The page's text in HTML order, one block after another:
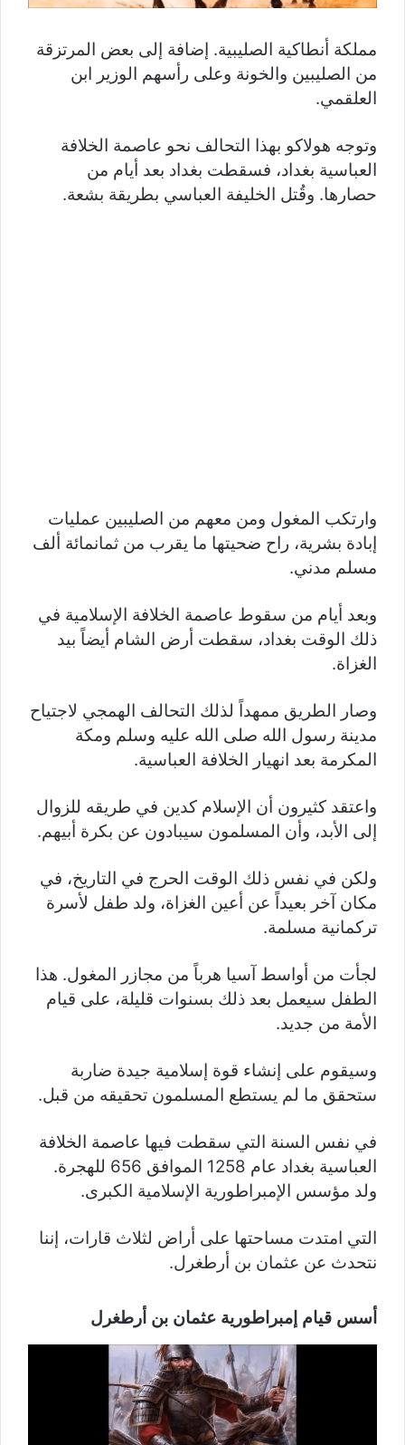
مملكة أنطاكية الصليبية. إضافة إلى بعض المرتزقة
من الصليبين والخونة وعلى رأسهم الوزير ابن
العلقمي.
وتوجه هولاكو بهذا التحالف نحو عاصمة الخلافة
العباسية بغداد، فسقطت بغداد بعد أيام من
حصارها. وقُتل الخليفة العباسي بطريقة بشعة.
وارتكب المغول ومن معهم من الصليبين عمليات
إبادة بشرية، راح ضحيتها ما يقرب من ثمانمائة ألف
مسلم مدني.
وبعد أيام من سقوط عاصمة الخلافة الإسلامية في
ذلك الوقت بغداد، سقطت أرض الشام أيضاً بيد
الغزاة.
وصار الطريق ممهداً لذلك التحالف الهمجي لاجتياح
مدينة رسول الله صلى الله عليه وسلم ومكة
المكرمة بعد انهيار الخلافة العباسية.
واعتقد كثيرون أن الإسلام كدين في طريقه للزوال
إلى الأبد، وأن المسلمون سيبادون عن بكرة أبيهم.
ولكن في نفس ذلك الوقت الحرج في التاريخ، في
مكان آخر بعيداً عن أعين الغزاة، ولد طفل لأسرة
تركمانية مسلمة.
لجأت من أواسط آسيا هرباً من مجازر المغول. هذا
الطفل سيعمل بعد ذلك بسنوات قليلة، على قيام
الأمة من جديد.
وسيقوم على إنشاء قوة إسلامية جيدة ضاربة
ستحقق ما لم يستطع المسلمون تحقيقه من قبل.
في نفس السنة التي سقطت فيها عاصمة الخلافة
العباسية بغداد عام 1258 الموافق 656 للهجرة.
ولد مؤسس الإمبراطورية الإسلامية الكبرى.
التي امتدت مساحتها على أراض لثلاث قارات، إننا
نتحدث عن عثمان بن أرطغرل.
أسس قيام إمبراطورية عثمان بن أرطغرل